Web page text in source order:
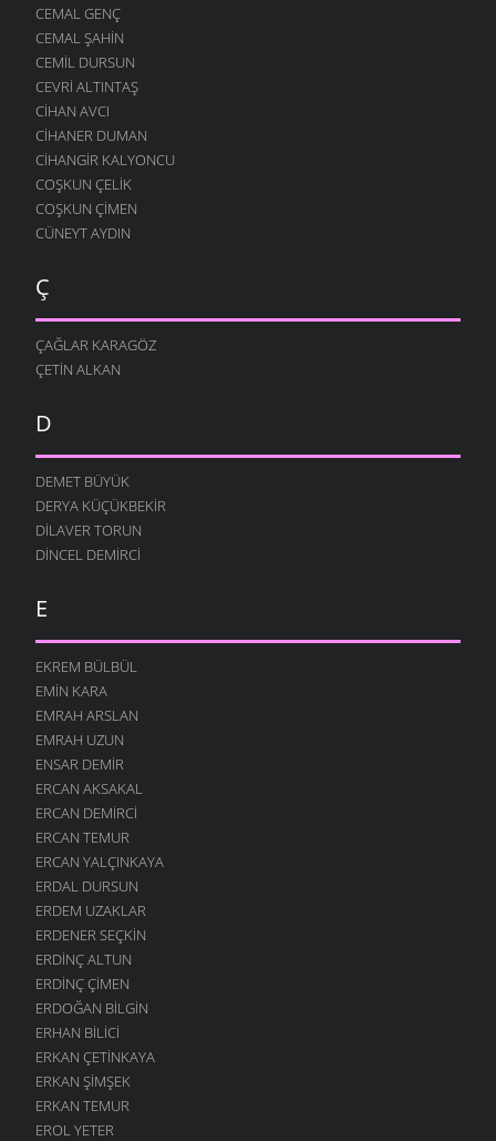
CEMAL GENÇ
CEMAL ŞAHIN
CEMIL DURSUN
CEVRI ALTINTAŞ
CIHAN AVCI
CIHANER DUMAN
CIHANGIR KALYONCU
COŞKUN ÇELIK
COŞKUN ÇIMEN
CÜNEYT AYDIN
Ç
ÇAĞLAR KARAGÖZ
ÇETIN ALKAN
D
DEMET BÜYÜK
DERYA KÜÇÜKBEKIR
DILAVER TORUN
DINCEL DEMIRCI
E
EKREM BÜLBÜL
EMIN KARA
EMRAH ARSLAN
EMRAH UZUN
ENSAR DEMIR
ERCAN AKSAKAL
ERCAN DEMIRCI
ERCAN TEMUR
ERCAN YALÇINKAYA
ERDAL DURSUN
ERDEM UZAKLAR
ERDENER SEÇKIN
ERDINÇ ALTUN
ERDINÇ ÇIMEN
ERDOĞAN BILGIN
ERHAN BILICI
ERKAN ÇETINKAYA
ERKAN ŞIMŞEK
ERKAN TEMUR
EROL YETER